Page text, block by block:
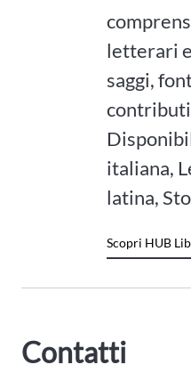
letterari
saggi,
italiana,
latina,
Scopri HUB
Contatti